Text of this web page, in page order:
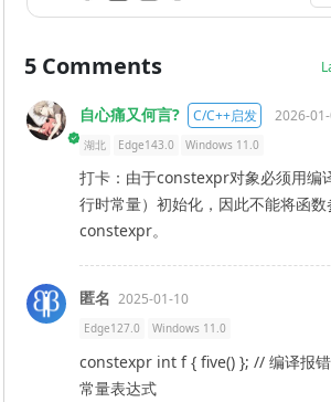
5 Comments
自心痛又何言? C/C++启发 2026-
湖北 Edge143.0 Windows 11.0
打卡：由于constexpr对象必须用编
行时常量）初始化，因此不能将函数
constexpr。
匿名 2025-01-10
Edge127.0 Windows 11.0
constexpr int f { five() }; // 编译报
常量表达式